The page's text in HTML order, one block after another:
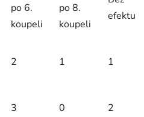
po 6.
koupeli
po 8.
koupeli
efektu
2 1 1
3 0 2